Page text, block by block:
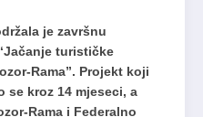
je završnu
turističke
Rama”. Projekt koji
se kroz 14 mjeseci, a
Rama i Federalno